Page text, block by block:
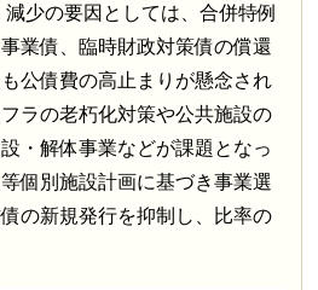
少の要因としては、合併特例
業債、臨時財政対策債の償還
公債費の高止まりが懸念され
ラの老朽化対策や公共施設の
・解体事業などが課題となっ
個別施設計画に基づき事業選
の新規発行を抑制し、比率の